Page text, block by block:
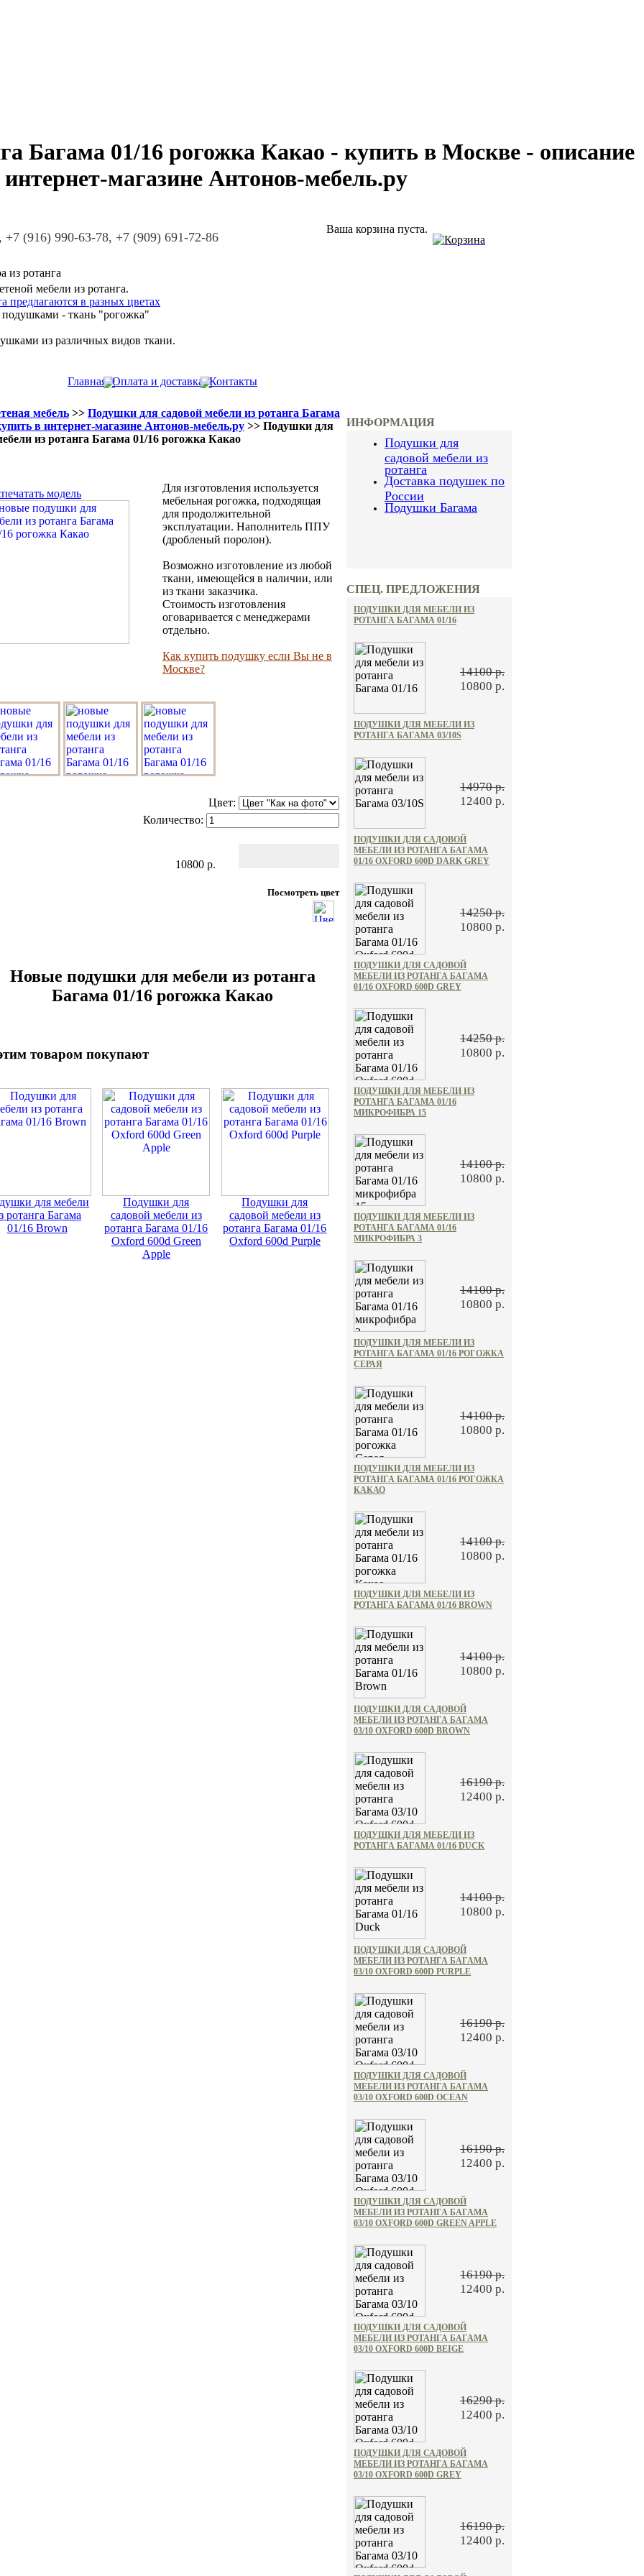
Багама 01/16 рогожка Какао - купить в Москве - описание
магазине Антонов-мебель.ру
+7 (916) 990-63-78, +7 (909) 691-72-86
Ваша корзина пуста.
из ротанга
мебели из ротанга.
предлагаются в разных цветах
подушками - ткань "рогожка"
из различных видов ткани.
Главная Оплата и доставка Контакты
мебель >> Подушки для садовой мебели из ротанга Багама
в интернет-магазине Антонов-мебель.ру >> Подушки для
из ротанга Багама 01/16 рогожка Какао
модель
Для изготовления используется
мебельная рогожка, подходящая
для продолжительной
эксплуатации. Наполнитель ППУ
(дробленый поролон).
Возможно изготовление из любой
ткани, имеющейся в наличии, или
из ткани заказчика.
Стоимость изготовления
оговаривается с менеджерами
отдельно.
Как купить подушку если Вы не в
Москве?
Цвет:
Количество:
10800 р.
Посмотреть цвет
Новые подушки для мебели из ротанга
Багама 01/16 рогожка Какао
товаром покупают
для мебели
ротанга Багама
01/16 Brown
Подушки для
садовой мебели из
ротанга Багама 01/16
Oxford 600d Green
Apple
Подушки для
садовой мебели из
ротанга Багама 01/16
Oxford 600d Purple
ИНФОРМАЦИЯ
Подушки для
садовой мебели из
ротанга
Доставка подушек по
России
Подушки Багама
СПЕЦ. ПРЕДЛОЖЕНИЯ
ПОДУШКИ ДЛЯ МЕБЕЛИ ИЗ
РОТАНГА БАГАМА 01/16
14100 р.
10800 р.
ПОДУШКИ ДЛЯ МЕБЕЛИ ИЗ
РОТАНГА БАГАМА 03/10S
14970 р.
12400 р.
ПОДУШКИ ДЛЯ САДОВОЙ
МЕБЕЛИ ИЗ РОТАНГА БАГАМА
01/16 OXFORD 600D DARK GREY
14250 р.
10800 р.
ПОДУШКИ ДЛЯ САДОВОЙ
МЕБЕЛИ ИЗ РОТАНГА БАГАМА
01/16 OXFORD 600D GREY
14250 р.
10800 р.
ПОДУШКИ ДЛЯ МЕБЕЛИ ИЗ
РОТАНГА БАГАМА 01/16
МИКРОФИБРА 15
14100 р.
10800 р.
ПОДУШКИ ДЛЯ МЕБЕЛИ ИЗ
РОТАНГА БАГАМА 01/16
МИКРОФИБРА 3
14100 р.
10800 р.
ПОДУШКИ ДЛЯ МЕБЕЛИ ИЗ
РОТАНГА БАГАМА 01/16 РОГОЖКА
СЕРАЯ
14100 р.
10800 р.
ПОДУШКИ ДЛЯ МЕБЕЛИ ИЗ
РОТАНГА БАГАМА 01/16 РОГОЖКА
КАКАО
14100 р.
10800 р.
ПОДУШКИ ДЛЯ МЕБЕЛИ ИЗ
РОТАНГА БАГАМА 01/16 BROWN
14100 р.
10800 р.
ПОДУШКИ ДЛЯ САДОВОЙ
МЕБЕЛИ ИЗ РОТАНГА БАГАМА
03/10 OXFORD 600D BROWN
16190 р.
12400 р.
ПОДУШКИ ДЛЯ МЕБЕЛИ ИЗ
РОТАНГА БАГАМА 01/16 DUCK
14100 р.
10800 р.
ПОДУШКИ ДЛЯ САДОВОЙ
МЕБЕЛИ ИЗ РОТАНГА БАГАМА
03/10 OXFORD 600D PURPLE
16190 р.
12400 р.
ПОДУШКИ ДЛЯ САДОВОЙ
МЕБЕЛИ ИЗ РОТАНГА БАГАМА
03/10 OXFORD 600D OCEAN
16190 р.
12400 р.
ПОДУШКИ ДЛЯ САДОВОЙ
МЕБЕЛИ ИЗ РОТАНГА БАГАМА
03/10 OXFORD 600D GREEN APPLE
16190 р.
12400 р.
ПОДУШКИ ДЛЯ САДОВОЙ
МЕБЕЛИ ИЗ РОТАНГА БАГАМА
03/10 OXFORD 600D BEIGE
16290 р.
12400 р.
ПОДУШКИ ДЛЯ САДОВОЙ
МЕБЕЛИ ИЗ РОТАНГА БАГАМА
03/10 OXFORD 600D GREY
16190 р.
12400 р.